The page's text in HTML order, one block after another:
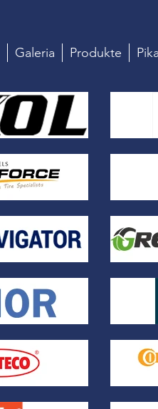
Galeria Produkte